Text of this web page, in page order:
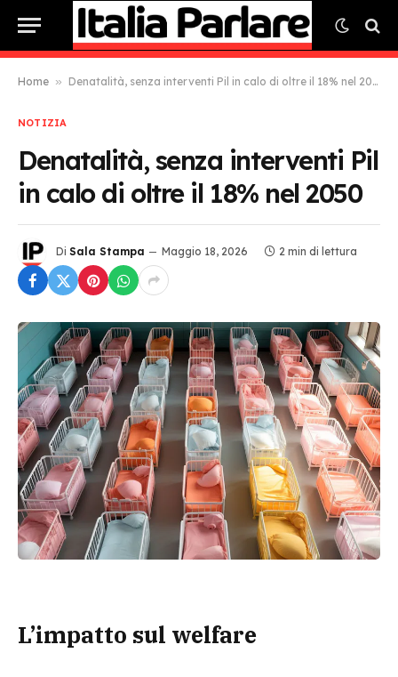
Home » Denatalità, senza interventi Pil in calo di oltre il 18% nel 2050
NOTIZIA
Denatalità, senza interventi Pil
in calo di oltre il 18% nel 2050
Di Sala Stampa Maggio 18, 2026 2 min di lettura
L’impatto sul welfare